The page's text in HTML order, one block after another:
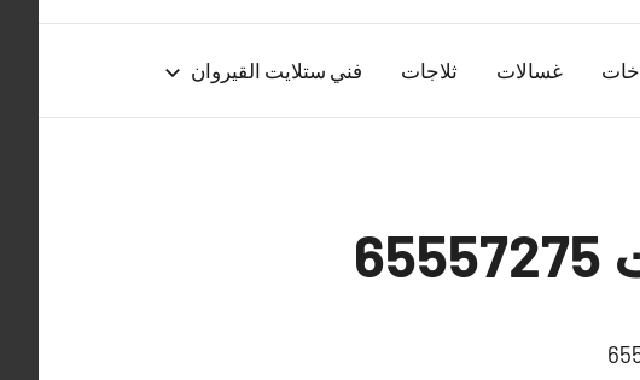
غسالات ثلاجات فني ستلايت القيروان